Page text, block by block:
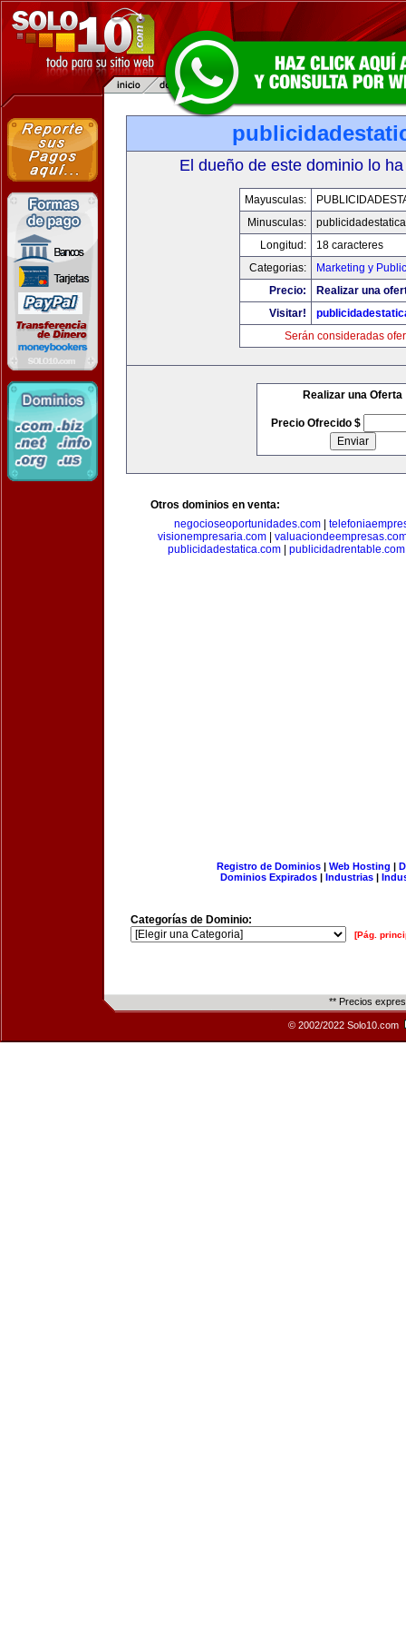
El dueño de este dominio lo
Mayusculas:
Minusculas:
Longitud:
18 caracteres
Categorias:
Marketing y
Precio:
Realizar una
Visitar!
Serán consideradas
Realizar una Oferta
Precio Ofrecido $
Otros dominios en venta:
negocioseoportunidades.com
visionempresaria.com
publicidadestatica.com
publicidadrentable.com
Registro de Dominios| Web Hosting |
Dominios Expirados | Industrias |
Categorías de Dominio:
[Pág.
** Precios
© 2002/2022 Solo10.com